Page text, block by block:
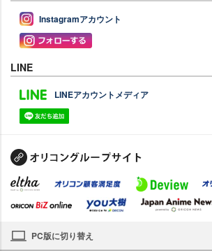
Instagramアカウント
LINE
LINEアカウントメディア
PC版に切り替え